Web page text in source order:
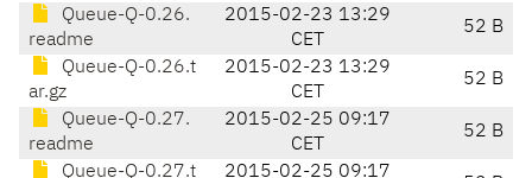
Queue-Q-0.26.
readme
2015-02-23 13:29
CET
52 B
Queue-Q-0.26.t
ar.gz
2015-02-23 13:29
CET
52 B
Queue-Q-0.27.
readme
2015-02-25 09:17
CET
52 B
Queue-Q-0.27.t
2015-02-25 09:17